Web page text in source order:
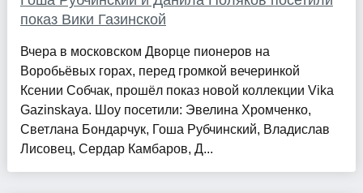
показ Вики Газинской
Вчера в московском Дворце пионеров на
Воробьёвых горах, перед громкой вечеринкой
Ксении Собчак, прошёл показ новой коллекции Vika
Gazinskaya. Шоу посетили: Эвелина Хромченко,
Светлана Бондарчук, Гоша Рубчинский, Владислав
Лисовец, Сердар Камбаров, Д...